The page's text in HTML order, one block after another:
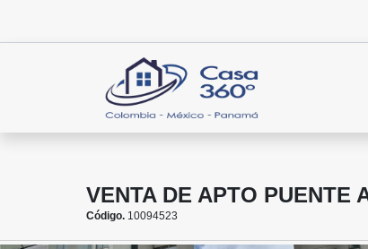
VENTA DE APTO PUENTE
Código. 10094523